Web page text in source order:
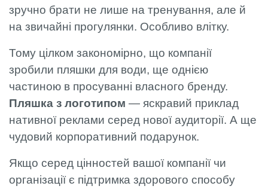
зручно брати не лише на тренування, але й
на звичайні прогулянки. Особливо влітку.
Тому цілком закономірно, що компанії
зробили пляшки для води, ще однією
частиною в просуванні власного бренду.
Пляшка з логотипом — яскравий приклад
нативної реклами серед нової аудиторії. А ще
чудовий корпоративний подарунок.
Якщо серед цінностей вашої компанії чи
організації є підтримка здорового способу